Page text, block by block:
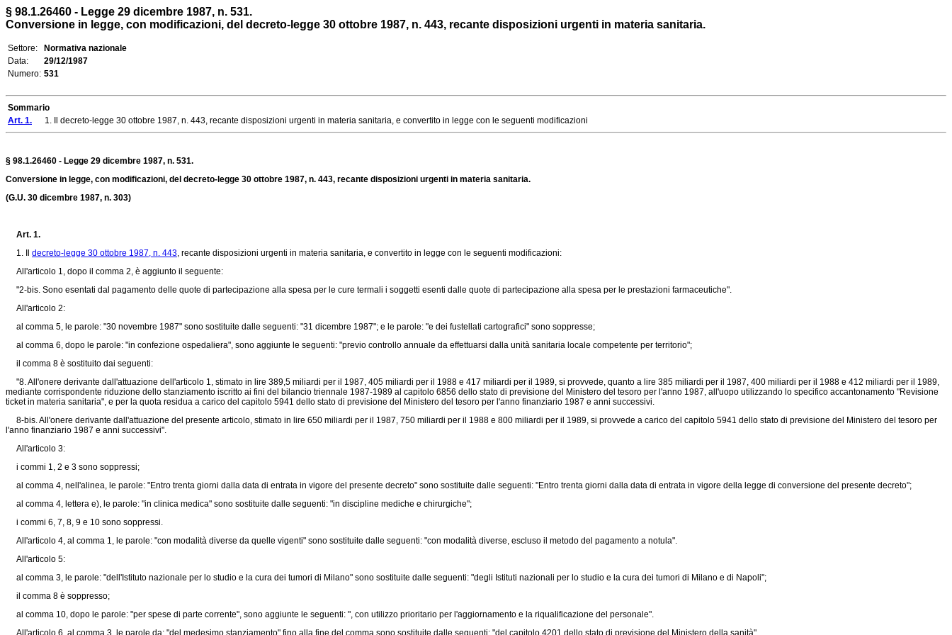
§ 98.1.26460 - Legge 29 dicembre 1987, n. 531.
Conversione in legge, con modificazioni, del decreto-legge 30 ottobre 1987, n. 443, recante disposizioni urgenti in materia sanitaria.
Settore:
Normativa nazionale
Data:
29/12/1987
Numero: 531
Sommario
Art. 1. 1. Il decreto-legge 30 ottobre 1987, n. 443, recante disposizioni urgenti in materia sanitaria, e convertito in legge con le seguenti modificazioni
§ 98.1.26460 - Legge 29 dicembre 1987, n. 531.
Conversione in legge, con modificazioni, del decreto-legge 30 ottobre 1987, n. 443, recante disposizioni urgenti in materia sanitaria.
(G.U. 30 dicembre 1987, n. 303)
Art. 1.
1. Il decreto-legge 30 ottobre 1987, n. 443, recante disposizioni urgenti in materia sanitaria, e convertito in legge con le seguenti modificazioni:
All'articolo 1, dopo il comma 2, è aggiunto il seguente:
"2-bis. Sono esentati dal pagamento delle quote di partecipazione alla spesa per le cure termali i soggetti esenti dalle quote di partecipazione alla spesa per le prestazioni farmaceutiche".
All'articolo 2:
al comma 5, le parole: "30 novembre 1987" sono sostituite dalle seguenti: "31 dicembre 1987"; e le parole: "e dei fustellati cartografici" sono soppresse;
al comma 6, dopo le parole: "in confezione ospedaliera", sono aggiunte le seguenti: "previo controllo annuale da effettuarsi dalla unità sanitaria locale competente per territorio";
il comma 8 è sostituito dai seguenti:
"8. All'onere derivante dall'attuazione dell'articolo 1, stimato in lire 389,5 miliardi per il 1987, 405 miliardi per il 1988 e 417 miliardi per il 1989, si provvede, quanto a lire 385 miliardi per il 1987, 400 miliardi per il 1988 e 412 miliardi per il 1989,
mediante corrispondente riduzione dello stanziamento iscritto ai fini del bilancio triennale 1987-1989 al capitolo 6856 dello stato di previsione del Ministero del tesoro per l'anno 1987, all'uopo utilizzando lo specifico accantonamento "Revisione
ticket in materia sanitaria", e per la quota residua a carico del capitolo 5941 dello stato di previsione del Ministero del tesoro per l'anno finanziario 1987 e anni successivi.
8-bis. All'onere derivante dall'attuazione del presente articolo, stimato in lire 650 miliardi per il 1987, 750 miliardi per il 1988 e 800 miliardi per il 1989, si provvede a carico del capitolo 5941 dello stato di previsione del Ministero del tesoro per
l'anno finanziario 1987 e anni successivi".
All'articolo 3:
i commi 1, 2 e 3 sono soppressi;
al comma 4, nell'alinea, le parole: "Entro trenta giorni dalla data di entrata in vigore del presente decreto" sono sostituite dalle seguenti: "Entro trenta giorni dalla data di entrata in vigore della legge di conversione del presente decreto";
al comma 4, lettera e), le parole: "in clinica medica" sono sostituite dalle seguenti: "in discipline mediche e chirurgiche";
i commi 6, 7, 8, 9 e 10 sono soppressi.
All'articolo 4, al comma 1, le parole: "con modalità diverse da quelle vigenti" sono sostituite dalle seguenti: "con modalità diverse, escluso il metodo del pagamento a notula".
All'articolo 5:
al comma 3, le parole: "dell'Istituto nazionale per lo studio e la cura dei tumori di Milano" sono sostituite dalle seguenti: "degli Istituti nazionali per lo studio e la cura dei tumori di Milano e di Napoli";
il comma 8 è soppresso;
al comma 10, dopo le parole: "per spese di parte corrente", sono aggiunte le seguenti: ", con utilizzo prioritario per l'aggiornamento e la riqualificazione del personale".
All'articolo 6, al comma 3, le parole da: "del medesimo stanziamento" fino alla fine del comma sono sostituite dalle seguenti: "del capitolo 4201 dello stato di previsione del Ministero della sanità".